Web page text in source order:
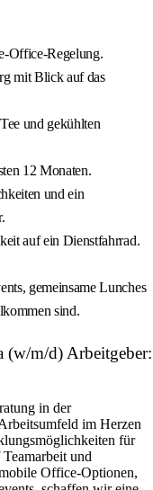
Office-Regelung.
mit Blick auf das
und gekühlten
12 Monaten.
und ein
auf ein Dienstfahrrad.
gemeinsame Lunches
sind.
(w/m/d) Arbeitgeber:
in der
im Herzen
für
und
Office-Optionen,